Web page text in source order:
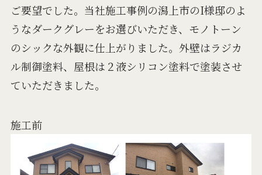
ご要望でした。当社施工事例の潟上市のI様邸のよ
うなダークグレーをお選びいただき、モノトーン
のシックな外観に仕上がりました。外壁はラジカ
ル制御塗料、屋根は２液シリコン塗料で塗装させ
ていただきました。
施工前